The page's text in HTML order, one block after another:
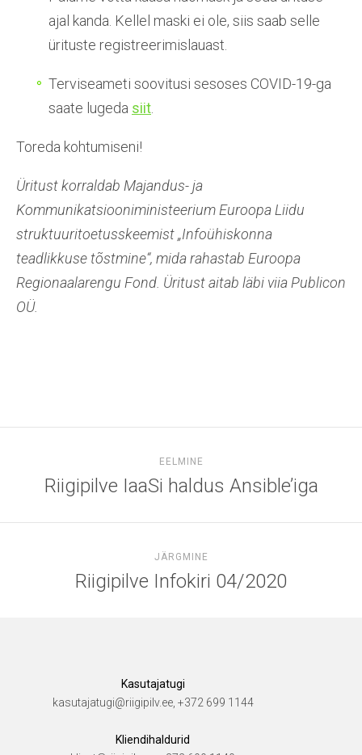
ajal kanda. Kellel maski ei ole, siis saab selle
ürituste registreerimislauast.
Terviseameti soovitusi sesoses COVID-19-ga
saate lugeda siit
Toreda kohtumiseni!
Üritust korraldab Majandus- ja
Kommunikatsiooniministeerium Euroopa Liidu
struktuuritoetusskeemist „Infoühiskonna
teadlikkuse tõstmine“, mida rahastab Euroopa
Regionaalarengu Fond. Üritust aitab läbi viia Publicon
OÜ.
EELMINE
Riigipilve IaaSi haldus Ansible’iga
JÄRGMINE
Riigipilve Infokiri 04/2020
Kasutajatugi
kasutajatugi@riigipilv.ee, +372 699 1144
Kliendihaldurid